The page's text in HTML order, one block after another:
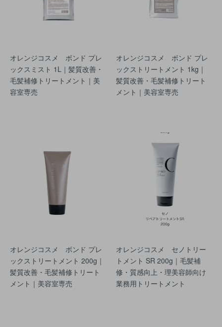
オレンジコスメ ボンド プレ
ックスミスト 1L｜髪質改善・
毛髪補修トリートメント｜美
容室専売
オレンジコスメ ボンド プレ
ックストリートメント 1kg｜
髪質改善・毛髪補修トリート
メント｜美容室専売
オレンジコスメ ボンド プレ
ックストリートメント 200g｜
髪質改善・毛髪補修トリート
メント｜美容室専売
オレンジコスメ セノトリー
トメント SR 200g｜毛髪補
修・質感向上・理美容師向け
業務用トリートメント